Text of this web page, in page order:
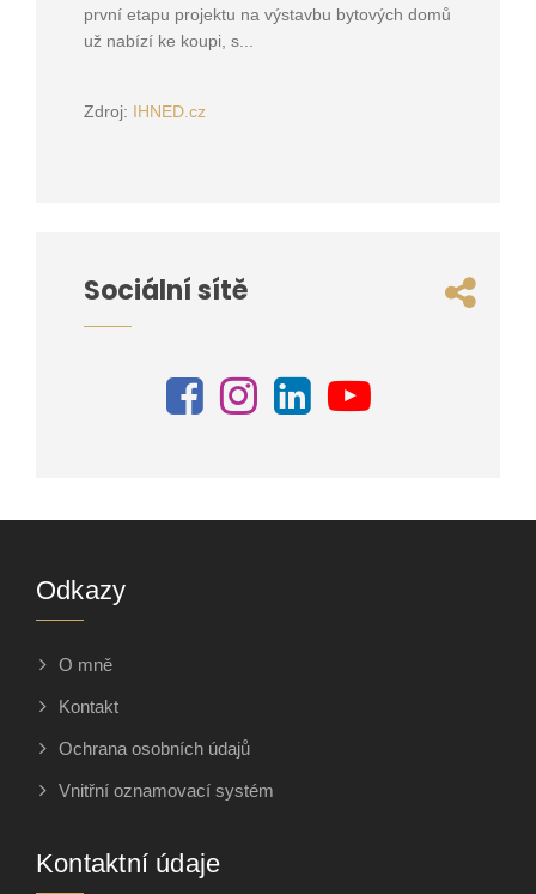
první etapu projektu na výstavbu bytových domů
už nabízí ke koupi, s...
Zdroj: IHNED.cz
Sociální sítě
Odkazy
O mně
Kontakt
Ochrana osobních údajů
Vnitřní oznamovací systém
Kontaktní údaje